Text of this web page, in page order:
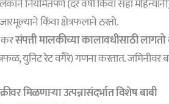
नियमितपणे (दर वर्षी किंवा सहा
किंवा क्षेत्रफलाने ठरतो.
करसंपत्ती मालकीच्या कालावधीसाठी लागतो
युनिट रेट वगैरे) गणना करतात.
मिळणाऱ्या उत्पन्नासंदर्भात विशेष बाबी